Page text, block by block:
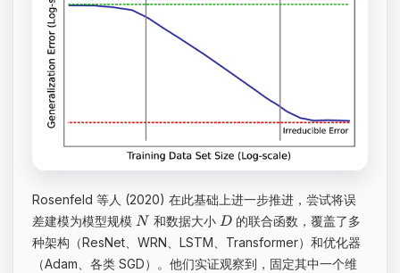
Rosenfeld 等人 (2020) 在此基础上进一步推进，尝试将误
差建模为模型规模 N 和数据大小 D 的联合函数，覆盖了多
种架构（ResNet、WRN、LSTM、Transformer）和优化器
（Adam、各类 SGD）。他们实证观察到，固定其中一个维